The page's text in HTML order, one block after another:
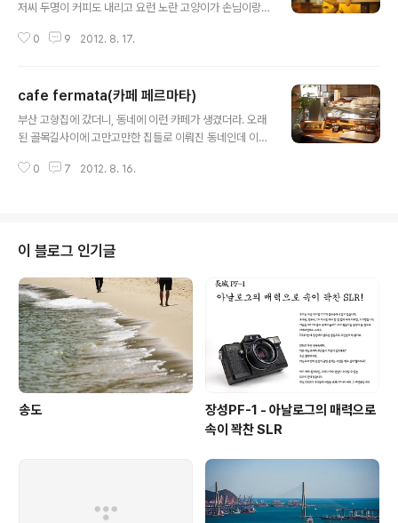
저씨 두명이 커피도 내리고 요런 노란 고양이가 손님이랑
0.busan.com/news/newsController.jsp?newsId
0 9 2012. 8. 17.
cafe fermata(카페 페르마타)
부산 고향집에 갔더니, 동네에 이런 카페가 생겼더라. 오래
된 골목길사이에 고만고만한 집들로 이뤄진 동네인데 이렇
어울리지 않는 분위기인데 더 놀라운 건 커피맛. 에스프레
머금고 있으면 코로 다크초컬릿향이 뿜어져나오는 느낌.
인근에서 커피좀 뽑는다고 유명한 온천장역 근처 모모스보
다 훨씬 낫다. 커피맛이 너무 좋아서 사장님(사진의 여성
분)과 이런저런 이야기를 하며 수다를 떠는데, 이 양반, 커
피에 대한 애정과 열정이 넘쳐나더라. 그리고 자신이 뽑아
내는 커피에 대한 자부심도 상당하고. 부산에..
0 7 2012. 8. 16.
이 블로그 인기글
송도
장성PF-1 - 아날로그의 매력으로
속이 꽉찬 SLR